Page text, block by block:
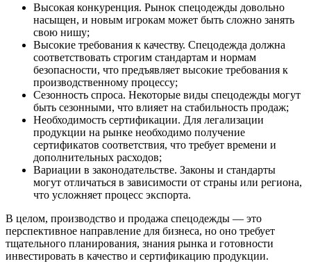
Высокая конкуренция. Рынок спецодежды довольно
насыщен, и новым игрокам может быть сложно занять
свою нишу;
Высокие требования к качеству. Спецодежда должна
соответствовать строгим стандартам и нормам
безопасности, что предъявляет высокие требования к
производственному процессу;
Сезонность спроса. Некоторые виды спецодежды могут
быть сезонными, что влияет на стабильность продаж;
Необходимость сертификации. Для легализации
продукции на рынке необходимо получение
сертификатов соответствия, что требует времени и
дополнительных расходов;
Вариации в законодательстве. Законы и стандарты
могут отличаться в зависимости от страны или региона,
что усложняет процесс экспорта.
В целом, производство и продажа спецодежды — это
перспективное направление для бизнеса, но оно требует
тщательного планирования, знания рынка и готовности
инвестировать в качество и сертификацию продукции.